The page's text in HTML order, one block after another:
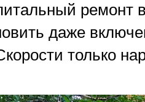
ремонт
даже
только